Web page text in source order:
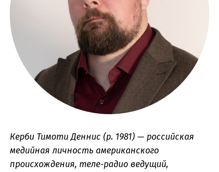
Керби Тимоти Деннис (р. 1981) — российская
медийная личность американского
происхождения, теле-радио ведущий,